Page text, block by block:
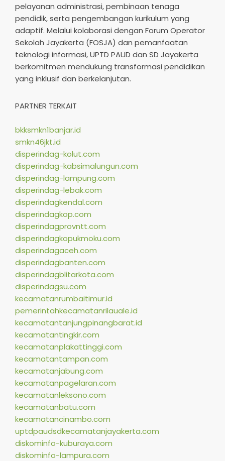
pelayanan administrasi, pembinaan tenaga
pendidik, serta pengembangan kurikulum yang
adaptif. Melalui kolaborasi dengan Forum Operator
Sekolah Jayakerta (FOSJA) dan pemanfaatan
teknologi informasi, UPTD PAUD dan SD Jayakerta
berkomitmen mendukung transformasi pendidikan
yang inklusif dan berkelanjutan.​
PARTNER TERKAIT
bkksmkn1banjar.id
smkn46jkt.id
disperindag-kolut.com
disperindag-kabsimalungun.com
disperindag-lampung.com
disperindag-lebak.com
disperindagkendal.com
disperindagkop.com
disperindagprovntt.com
disperindagkopukmoku.com
disperindagaceh.com
disperindagbanten.com
disperindagblitarkota.com
disperindagsu.com
kecamatanrumbaitimur.id
pemerintahkecamatanrilauale.id
kecamatantanjungpinangbarat.id
kecamatantingkir.com
kecamatanplakattinggi.com
kecamatantampan.com
kecamatanjabung.com
kecamatanpagelaran.com
kecamatanleksono.com
kecamatanbatu.com
kecamatancinambo.com
uptdpaudsdkecamatanjayakerta.com
diskominfo-kuburaya.com
diskominfo-lampura.com